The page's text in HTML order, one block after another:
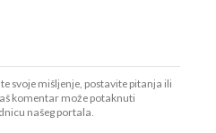
svoje mišljenje, postavite pitanja ili
komentar može potaknuti
našeg portala.